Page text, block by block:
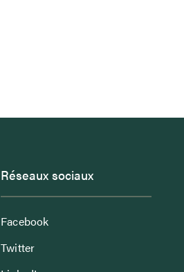
Réseaux sociaux
Facebook
Twitter